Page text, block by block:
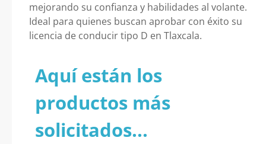
mejorando su confianza y habilidades al volante.
Ideal para quienes buscan aprobar con éxito su
licencia de conducir tipo D en Tlaxcala.
Aquí están los
productos más
solicitados...